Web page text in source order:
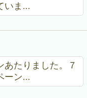
いま...
あたりました。７
ーン...